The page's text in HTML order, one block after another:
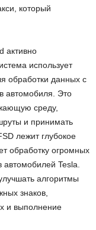
который
активно
использует
обработки данных с
автомобиля. Это
среду,
и принимать
лежит глубокое
обработку огромных
Tesla.
алгоритмы
знаков,
и выполнение